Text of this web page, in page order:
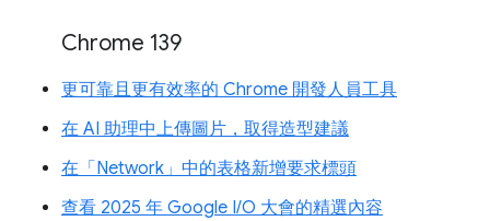
Chrome 139
更可靠且更有效率的 Chrome 開發人員工具
在 AI 助理中上傳圖片，取得造型建議
在「Network」中的表格新增要求標頭
查看 2025 年 Google I/O 大會的精選內容